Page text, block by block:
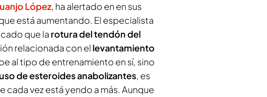
López, ha alertado en en sus
está aumentando. El especialista
que la rotura del tendón del
relacionada con el levantamiento
al tipo de entrenamiento en sí, sino
uso de esteroides anabolizantes, es
vez está yendo a más. Aunque